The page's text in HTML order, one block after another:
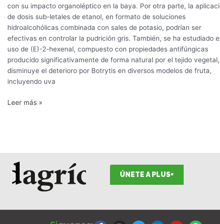
con su impacto organoléptico en la baya. Por otra parte, la
de dosis sub-letales de etanol, en formato de soluciones
hidroalcohólicas combinada con sales de potasio, podrían ser
efectivas en controlar la pudrición gris. También, se ha estudiado
uso de (E)-2-hexenal, compuesto con propiedades antifúngicas
producido significativamente de forma natural por el tejido vegetal,
disminuye el deterioro por Botrytis en diversos modelos de fruta,
incluyendo uva
Leer más »
ÚNETE A PLUS+